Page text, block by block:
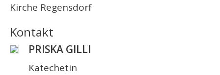
Kirche Regensdorf
Kontakt
PRISKA GILLI
Katechetin